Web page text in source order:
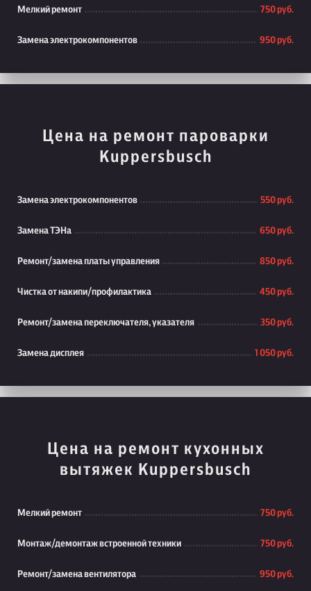
Мелкий ремонт 750 руб.
Замена электрокомпонентов 950 руб.
Цена на ремонт пароварки
Kuppersbusch
Замена электрокомпонентов 550 руб.
Замена ТЭНа 650 руб.
Ремонт/замена платы управления 850 руб.
Чистка от накипи/профилактика 450 руб.
Ремонт/замена переключателя, указателя 350 руб.
Замена дисплея 1 050 руб.
Цена на ремонт кухонных
вытяжек Kuppersbusch
Мелкий ремонт 750 руб.
Монтаж/демонтаж встроенной техники 750 руб.
Ремонт/замена вентилятора 950 руб.